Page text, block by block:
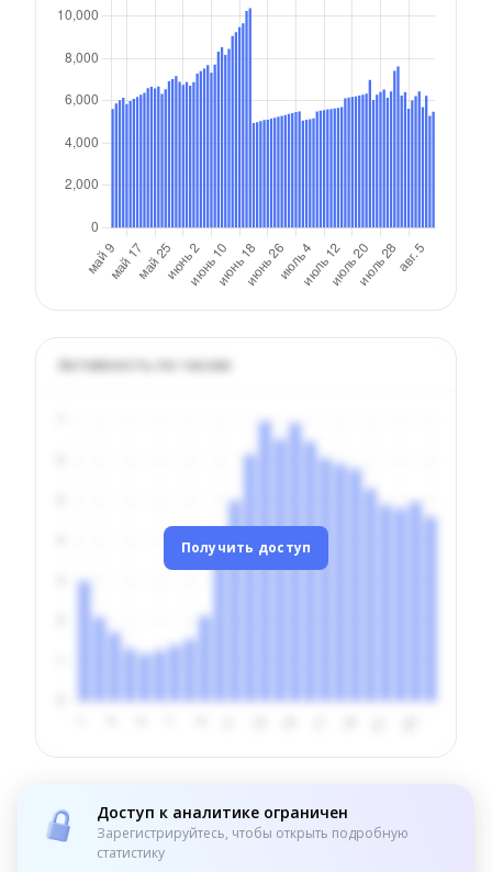
Активность по часам
Получить доступ
Доступ к аналитике ограничен
Зарегистрируйтесь, чтобы открыть подробную
статистику